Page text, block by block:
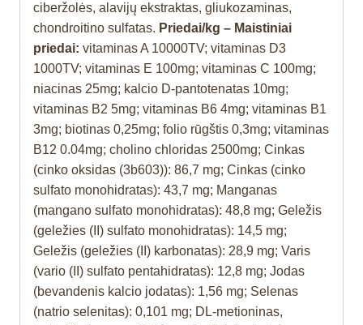
ciberžolės, alavijų ekstraktas, gliukozaminas,
chondroitino sulfatas. Priedai/kg – Maistiniai
priedai: vitaminas A 10000TV; vitaminas D3
1000TV; vitaminas E 100mg; vitaminas C 100mg;
niacinas 25mg; kalcio D-pantotenatas 10mg;
vitaminas B2 5mg; vitaminas B6 4mg; vitaminas B1
3mg; biotinas 0,25mg; folio rūgštis 0,3mg; vitaminas
B12 0.04mg; cholino chloridas 2500mg; Cinkas
(cinko oksidas (3b603)): 86,7 mg; Cinkas (cinko
sulfato monohidratas): 43,7 mg; Manganas
(mangano sulfato monohidratas): 48,8 mg; Geležis
(geležies (II) sulfato monohidratas): 14,5 mg;
Geležis (geležies (II) karbonatas): 28,9 mg; Varis
(vario (II) sulfato pentahidratas): 12,8 mg; Jodas
(bevandenis kalcio jodatas): 1,56 mg; Selenas
(natrio selenitas): 0,101 mg; DL-metioninas,